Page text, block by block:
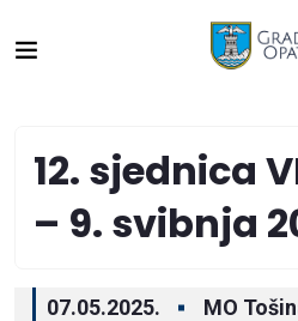
12. sjednica
– 9. svibnja
07.05.2025. MO